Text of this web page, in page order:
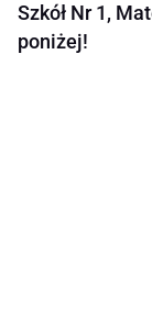
Szkół Nr 1,
poniżej!